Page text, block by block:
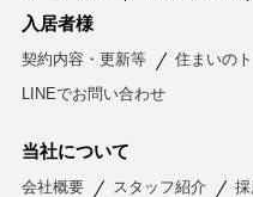
入居者様
契約内容・更新等 住まいの
LINEでお問い合わせ
当社について
会社概要 スタッフ紹介